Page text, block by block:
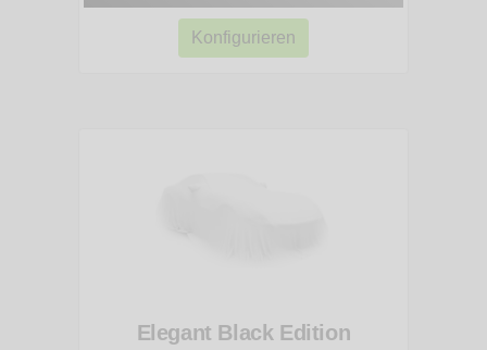
Konfigurieren
Elegant Black Edition